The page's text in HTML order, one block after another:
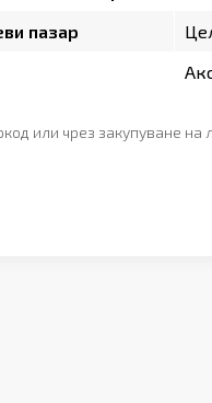
пазар
или чрез закупуване на